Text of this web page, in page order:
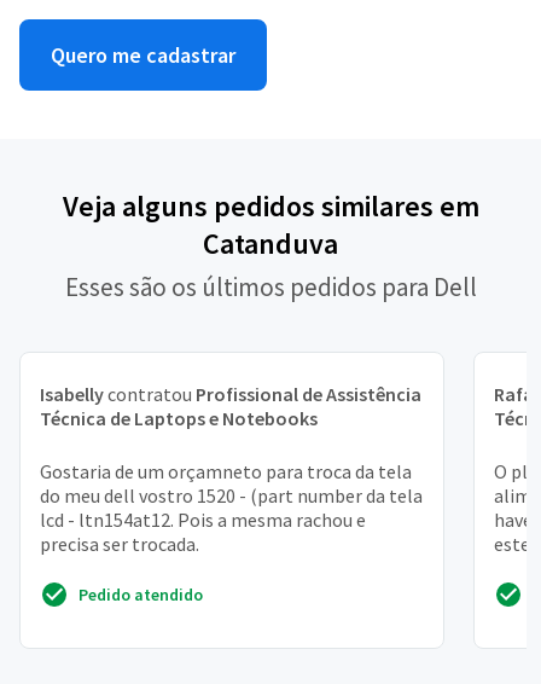
Quero me cadastrar
Veja alguns pedidos similares em
Catanduva
Esses são os últimos pedidos para Dell
Isabellycontratou Profissional de Assistência
Técnica de Laptops e Notebooks
Gostaria de um orçamneto para troca da tela
do meu dell vostro 1520 - (part number da tela
lcd - ltn154at12. Pois a mesma rachou e
precisa ser trocada.
Pedido atendido
O
este